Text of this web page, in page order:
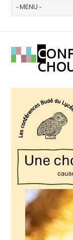
CONFÉRENCE BUDÉ : UNE